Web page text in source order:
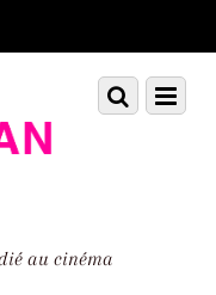
au cinéma
Menu
Scroll
down